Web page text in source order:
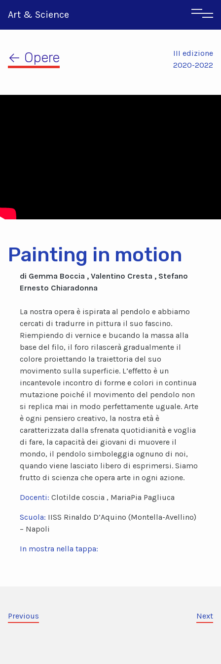
Art & Science
← Opere
III edizione
2020-2022
Painting in motion
di Gemma Boccia , Valentino Cresta , Stefano
Ernesto Chiaradonna
La nostra opera è ispirata al pendolo e abbiamo
cercati di tradurre in pittura il suo fascino.
Riempiendo di vernice e bucando la massa alla
base del filo, il foro rilascerà gradualmente il
colore proiettando la traiettoria del suo
movimento sulla superficie. L’effetto è un
incantevole incontro di forme e colori in continua
mutazione poiché il movimento del pendolo non
si replica mai in modo perfettamente uguale. Arte
è ogni pensiero creativo, la nostra età è
caratterizzata dalla sfrenata quotidianità e voglia
di fare, la capacità dei giovani di muovere il
mondo, il pendolo simboleggia ognuno di noi,
quando viene lasciato libero di esprimersi. Siamo
frutto di scienza che opera arte in ogni azione.
Docenti: Clotilde coscia , MariaPia Pagliuca
Scuola: IISS Rinaldo D’Aquino (Montella-Avellino)
– Napoli
In mostra nella tappa:
Previous Next